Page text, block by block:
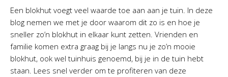
Een blokhut voegt veel waarde toe aan aan je tuin. In deze
blog nemen we met je door waarom dit zo is en hoe je
sneller zo’n blokhut in elkaar kunt zetten. Vrienden en
familie komen extra graag bij je langs nu je zo’n mooie
blokhut, ook wel tuinhuis genoemd, bij je in de tuin hebt
staan. Lees snel verder om te profiteren van deze